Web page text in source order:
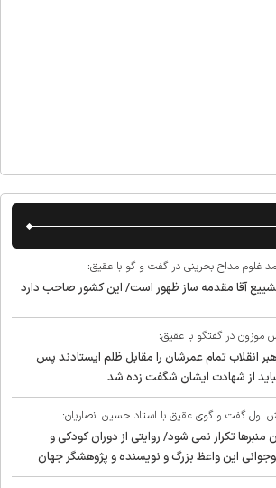
غلوم مداح بحرینی در گفت و گو با عقیق:
آقا مقدمه ساز ظهور است/ این کشور صاحب دارد
موزون در گفتگو با عقیق:
انقلاب تمام عمرشان را مقابل ظلم ایستادند پس
از شهادت ایشان شگفت زده شد
گفت و گوی عقیق با استاد حسین انصاریان:
تکرار نمی شود/ روایتی از دوران کودکی و
این واعظ بزرگ و نویسنده و پژوهشگر جهان